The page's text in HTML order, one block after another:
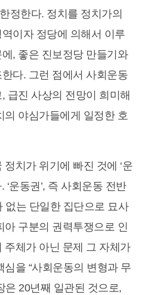
정한다. 정치를 정치가의
이자 정당에 의해서 이루
, 좋은 진보정당 만들기와
다. 그런 점에서 사회운동
급진 사상의 전망이 희미해
의 야심가들에게 일정한 호
치가 위기에 빠진 것에 ‘운
‘운동권’, 즉 사회운동 전반
없는 단일한 집단으로 묘사
구분의 권력투쟁으로 인
주체가 아닌 문제 그 자체가
을 “사회운동의 변형과 무
은 20년째 일관된 것으로,